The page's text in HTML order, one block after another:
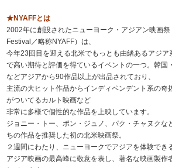
★NYAFFとは
2002年に創設されたニューヨーク・アジアン映画
Festival／略称NYAFF）は、
今年23回目を迎える北米でもっとも由緒あるアジア
で高い期待と評価を得ているイベントの一つ。韓国
などアジアから90作品以上が出品されており、
主流の大ヒット作品からインディペンデント系の奇
がついてるカルト映画など
非常に多様で個性的な作品を上映しています。
ジョニー・トー、ポン・ジュノ、パク・チャヌクな
ちの作品を推奨した初の北米映画祭。
２週間にわたり、ニューヨークでアジアを体験でき
アジア映画の最高峰に敬意を表し、著名な映画製作